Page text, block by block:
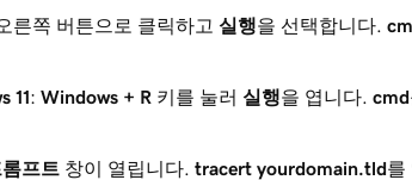
른쪽 버튼으로 클릭하고 실행을 선택합니다.
11: Windows + R 키를 눌러 실행을 엽니다. cmd
프트 창이 열립니다. tracert yourdomain.tld를